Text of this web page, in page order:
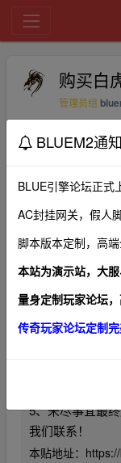
购买白
管理员组
想购买一个白虎。
1、本帖图片及
关！
及相关法律法规
3、本站所有内
4、利用本站内
5、未尽事宜最
我们联系！
本贴地址：
BLUEM2通知
BLUE引擎论坛正式
AC封挂网关，假人
脚本版本定制，高
本站为演示站，大
量身定制玩家论坛，
传奇玩家论坛定制